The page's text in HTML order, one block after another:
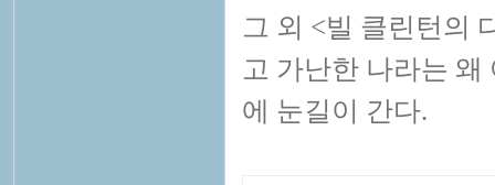
그 외 <빌 클린턴의
고 가난한 나라는
에 눈길이 간다.